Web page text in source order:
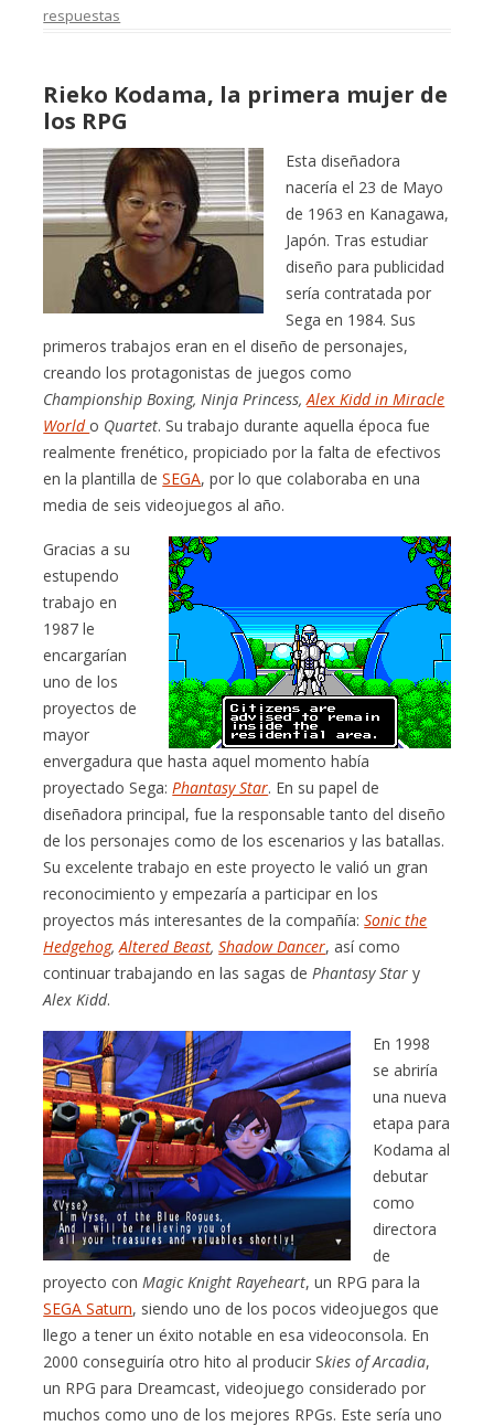
respuestas
Rieko Kodama, la primera mujer de
los RPG
Esta diseñadora
nacería el 23 de Mayo
de 1963 en Kanagawa,
Japón. Tras estudiar
diseño para publicidad
sería contratada por
Sega en 1984. Sus
primeros trabajos eran en el diseño de personajes,
creando los protagonistas de juegos como
Championship Boxing, Ninja Princess,Alex Kidd in Miracle
Worldo Quartet. Su trabajo durante aquella época fue
realmente frenético, propiciado por la falta de efectivos
en la plantilla deSEGA, por lo que colaboraba en una
media de seis videojuegos al año.
Gracias a su
estupendo
trabajo en
1987 le
encargarían
uno de los
proyectos de
mayor
envergadura que hasta aquel momento había
proyectado Sega:Phantasy Star. En su papel de
diseñadora principal, fue la responsable tanto del diseño
de los personajes como de los escenarios y las batallas.
Su excelente trabajo en este proyecto le valió un gran
reconocimiento y empezaría a participar en los
proyectos más interesantes de la compañía:Sonic the
Hedgehog,Altered Beast,Shadow Dancer, así como
continuar trabajando en las sagas dePhantasy Stary
Alex Kidd.
En 1998
se abriría
una nueva
etapa para
Kodama al
debutar
como
directora
de
proyecto conMagic Knight Rayeheart, un RPG para la
SEGA Saturn, siendo uno de los pocos videojuegos que
llego a tener un éxito notable en esa videoconsola. En
2000 conseguiría otro hito al producir Skies of Arcadia,
un RPG para Dreamcast, videojuego considerado por
muchos como uno de los mejores RPGs. Este sería uno